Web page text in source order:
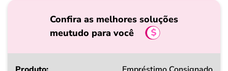
Confira as melhores soluções
meutudo para você